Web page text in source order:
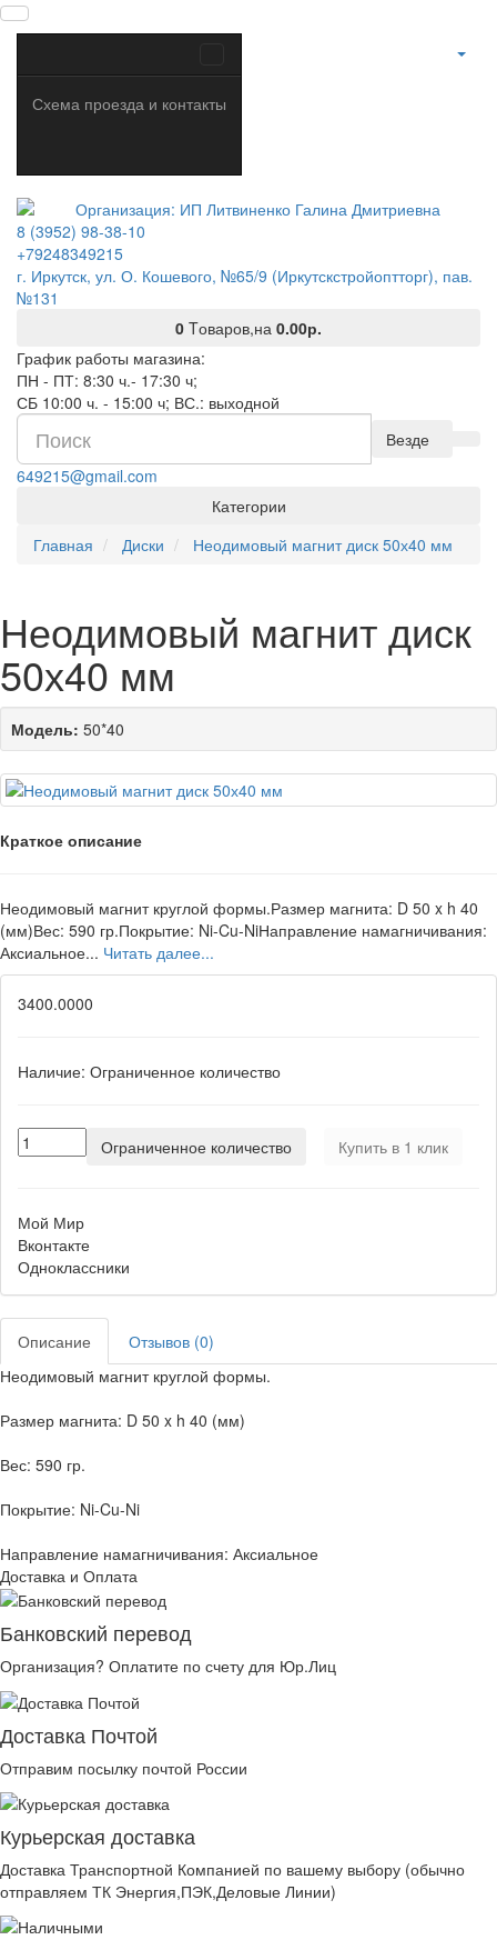
Схема проезда и контакты
8 (3952) 98-38-10
+79248349215
г. Иркутск, ул. О. Кошевого, №65/9 (Иркутскстройоптторг), пав.
№131
0 Tоваров,на 0.00р.
График работы магазина:
ПН - ПТ: 8:30 ч.- 17:30 ч;
СБ 10:00 ч. - 15:00 ч; ВС.: выходной
Везде
649215@gmail.com
Категории
Главная
Диски Неодимовый магнит диск 50х40 мм
Неодимовый магнит диск
50х40 мм
Модель: 50*40
Краткое описание
Неодимовый магнит круглой формы.Размер магнита: D 50 x h 40
(мм)Вес: 590 гр.Покрытие: Ni-Cu-NiНаправление намагничивания:
Аксиальное... Читать далее...
3400.0000
Наличие: Ограниченное количество
Ограниченное количество Купить в 1 клик
Мой Мир
Вконтакте
Одноклассники
Описание
Отзывов (0)
Неодимовый магнит круглой формы.
Размер магнита: D 50 x h 40 (мм)
Вес: 590 гр.
Покрытие: Ni-Cu-Ni
Направление намагничивания: Аксиальное
Доставка и Оплата
Банковский перевод
Организация? Оплатите по счету для Юр.Лиц
Доставка Почтой
Отправим посылку почтой России
Курьерская доставка
Доставка Транспортной Компанией по вашему выбору (обычно
отправляем ТК Энергия,ПЭК,Деловые Линии)